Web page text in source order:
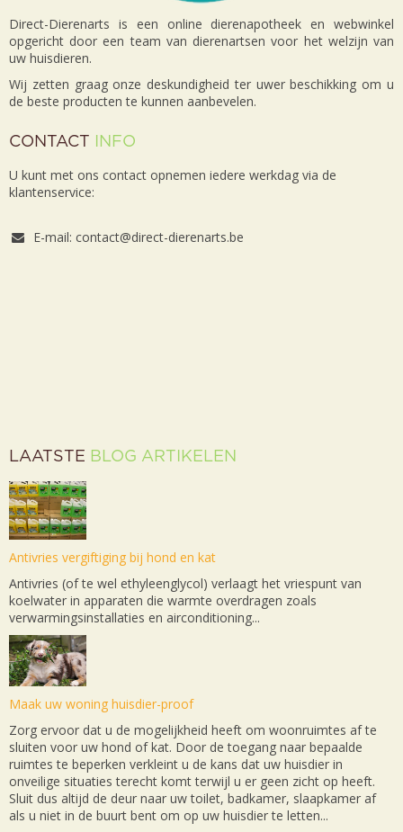
Direct-Dierenarts is een online dierenapotheek en webwinkel
opgericht door een team van dierenartsen voor het welzijn van
uw huisdieren.
Wij zetten graag onze deskundigheid ter uwer beschikking om u
de beste producten te kunnen aanbevelen.
CONTACT INFO
U kunt met ons contact opnemen iedere werkdag via de
klantenservice:
E-mail: contact@direct-dierenarts.be
LAATSTE BLOG ARTIKELEN
Antivries vergiftiging bij hond en kat
Antivries (of te wel ethyleenglycol) verlaagt het vriespunt van
koelwater in apparaten die warmte overdragen zoals
verwarmingsinstallaties en airconditioning...
Maak uw woning huisdier-proof
Zorg ervoor dat u de mogelijkheid heeft om woonruimtes af te
sluiten voor uw hond of kat. Door de toegang naar bepaalde
ruimtes te beperken verkleint u de kans dat uw huisdier in
onveilige situaties terecht komt terwijl u er geen zicht op heeft.
Sluit dus altijd de deur naar uw toilet, badkamer, slaapkamer af
als u niet in de buurt bent om op uw huisdier te letten...